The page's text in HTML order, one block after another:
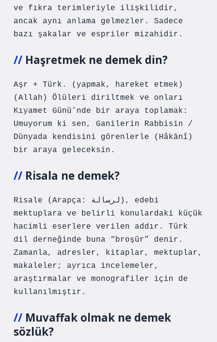
ve fıkra terimleriyle ilişkilidir,
ancak aynı anlama gelmezler. Sadece
bazı şakalar ve espriler mizahidir.
Haşretmek ne demek din?
Aşr + Türk. (yapmak, hareket etmek)
(Allah) Ölüleri diriltmek ve onları
Kıyamet Günü’nde bir araya toplamak:
Umuyorum ki sen, Ganilerin Rabbisin /
Dünyada kendisini görenlerle (Hâkānî)
bir araya geleceksin.
Risala ne demek?
Risale (Arapça: لرسالة), edebi
mektuplara ve belirli konulardaki küçük
hacimli eserlere verilen addır. Türk
dil derneğinde buna “broşür” denir.
Zamanla, adresler, kitaplar, mektuplar,
makaleler; ayrıca incelemeler,
araştırmalar ve monografiler için de
kullanılmıştır.
Muvaffak olmak ne demek
sözlük?